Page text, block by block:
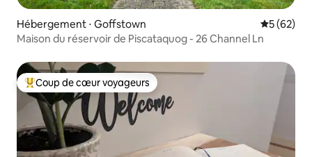
Hébergement ⋅ Goffstown
5 (62)
Maison du réservoir de Piscataquog - 26 Channel Ln
Coups de cœur voyageurs les plus appréciés
Coup de cœur voyageurs